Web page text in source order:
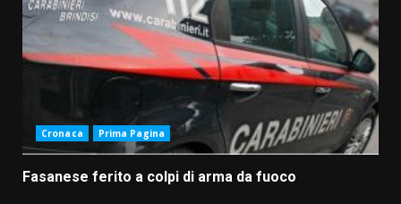
Cronaca Prima Pagina
Fasanese ferito a colpi di arma da fuoco